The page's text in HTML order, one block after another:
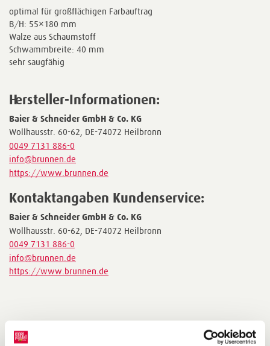
optimal für großflächigen Farbauftrag
B/H: 55×180 mm
Walze aus Schaumstoff
Schwammbreite: 40 mm
sehr saugfähig
Hersteller-Informationen:
Baier & Schneider GmbH & Co. KG
Wollhausstr. 60-62, DE-74072 Heilbronn
0049 7131 886-0
info@brunnen.de
https://www.brunnen.de
Kontaktangaben Kundenservice:
Baier & Schneider GmbH & Co. KG
Wollhausstr. 60-62, DE-74072 Heilbronn
0049 7131 886-0
info@brunnen.de
https://www.brunnen.de